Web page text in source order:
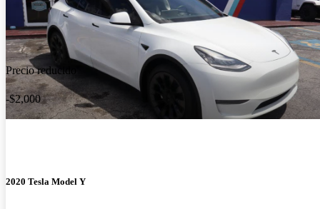
Precio reducido
-$2,000
2020 Tesla Model Y